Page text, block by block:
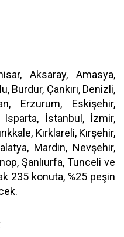
Aksaray, Amasya,
Burdur, Çankırı, Denizli,
Erzurum, Eskişehir,
Isparta, İstanbul, İzmir,
Kırklareli, Kırşehir,
Mardin, Nevşehir,
Şanlıurfa, Tunceli ve
235 konuta, %25 peşin